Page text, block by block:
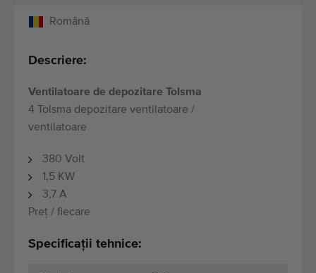
Română
Descriere:
Ventilatoare de depozitare Tolsma
4 Tolsma depozitare ventilatoare /
ventilatoare
380 Volt
1,5 KW
3,7 A
Preț / fiecare
Specificații tehnice: